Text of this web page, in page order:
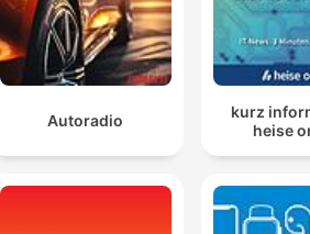
Autoradio
kurz
heise